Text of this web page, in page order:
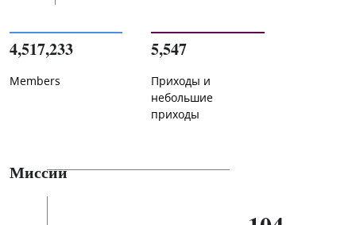
4,517,233
Members
5,547
Приходы и
небольшие
приходы
Миссии